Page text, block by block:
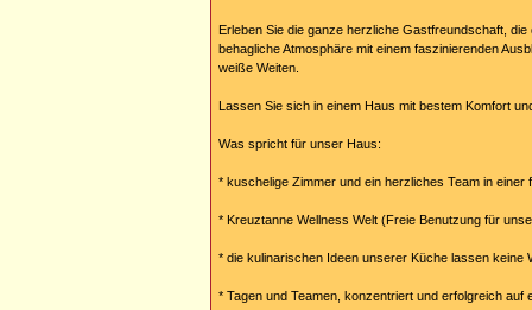
Erleben Sie die ganze herzliche Gastfreundschaft, die
behagliche Atmosphäre mit einem faszinierenden
weiße Weiten.
Lassen Sie sich in einem Haus mit bestem Komfort
Was spricht für unser Haus:
* kuschelige Zimmer und ein herzliches Team in einer
* Kreuztanne Wellness Welt (Freie Benutzung für
* die kulinarischen Ideen unserer Küche lassen keine
* Tagen und Teamen, konzentriert und erfolgreich auf